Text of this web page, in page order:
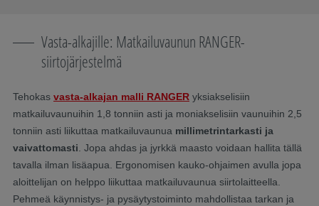
Vasta-alkajille: Matkailuvaunun RANGER-
siirtojärjestelmä
Tehokas vasta-alkajan malli RANGER yksiakselisiin
matkailuvaunuihin 1,8 tonniin asti ja moniakselisiin vaunuihin 2,5
tonniin asti liikuttaa matkailuvaunua millimetrintarkasti ja
vaivattomasti. Jopa ahdas ja jyrkkä maasto voidaan hallita tällä
tavalla ilman lisäapua. Ergonomisen kauko-ohjaimen avulla jopa
aloittelijan on helppo liikuttaa matkailuvaunua siirtolaitteella.
Pehmeä käynnistys- ja pysäytystoiminto mahdollistaa tarkan ja